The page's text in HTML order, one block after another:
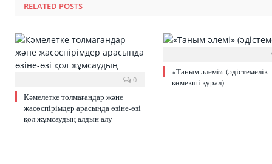
RELATED POSTS
0
Кәмелетке толмағандар және
жасөспірімдер арасында өзіне-өзі
қол жұмсаудың алдын алу
«Таным әлемі» (әдістемелік
көмекші құрал)